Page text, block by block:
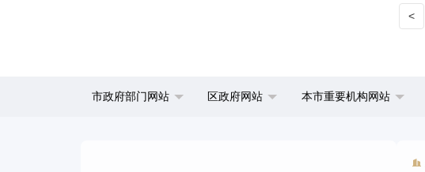
<
市政府部门网站 区政府网站 本市重要机构网站